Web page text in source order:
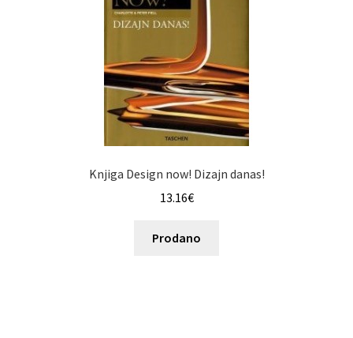
Knjiga Design now! Dizajn danas!
13.16€
Prodano